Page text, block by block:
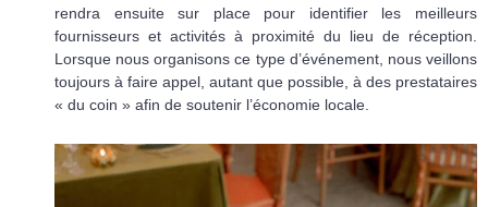
rendra ensuite sur place pour identifier les meilleurs
fournisseurs et activités à proximité du lieu de réception.
Lorsque nous organisons ce type d’événement, nous veillons
toujours à faire appel, autant que possible, à des prestataires
« du coin » afin de soutenir l’économie locale.